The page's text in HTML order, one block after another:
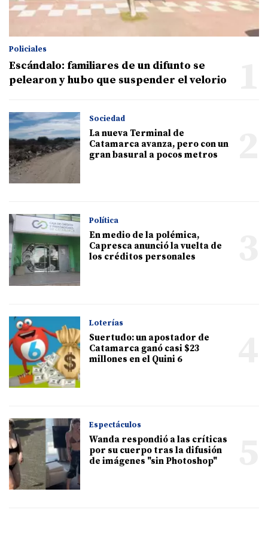
Policiales
Escándalo: familiares de un difunto se
pelearon y hubo que suspender el velorio
Sociedad
La nueva Terminal de
Catamarca avanza, pero con un
gran basural a pocos metros
Política
En medio de la polémica,
Capresca anunció la vuelta de
los créditos personales
Loterías
Suertudo: un apostador de
Catamarca ganó casi $23
millones en el Quini 6
Espectáculos
Wanda respondió a las críticas
por su cuerpo tras la difusión
de imágenes "sin Photoshop"